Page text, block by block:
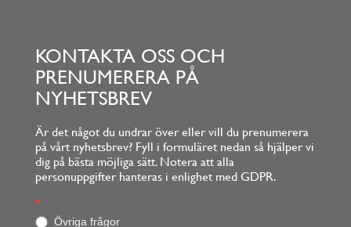
KONTAKTA OSS OCH
PRENUMERERA PÅ
NYHETSBREV
Är det något du undrar över eller vill du prenumerera
på vårt nyhetsbrev? Fyll i formuläret nedan så hjälper vi
dig på bästa möjliga sätt. Notera att alla
personuppgifter hanteras i enlighet med GDPR.
Footerform
*
Övriga frågor
O
m